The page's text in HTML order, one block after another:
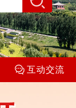
互动交流